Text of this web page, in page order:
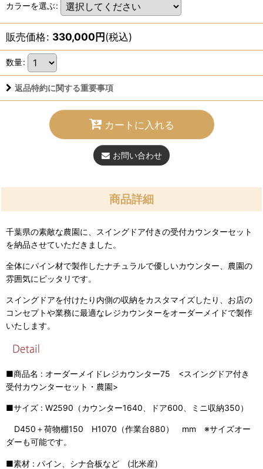
カラーを選ぶ:
販売価格: 330,000円(税込)
数量:
返品特約に関する重要事項
カートに入れる
お問い合わせ
商品詳細
千葉県の素敵な農園に、スイングドア付きの受付カウンターセット
を納品させていただきました。
全体にパイン材で製作したナチュラルで優しいカウンター、農園の
雰囲気にピッタリです。
スイングドアを付けたり内側の収納をカスタマイズしたり、お店の
コンセプトや業務に最適なレジカウンターをオーダーメイドで製作
いたします。
■商品名 : オーダーメイドレジカウンター75 <スイングドア付き
受付カウンターセット・農園>
■サイズ : W2590（カウンター1640、ドア600、ミニ収納350）
D450＋荷物棚150 H1070（作業台880） mm ※サイズオー
ダーも可能です。
■素材 : パイン、シナ合板など (北米産)